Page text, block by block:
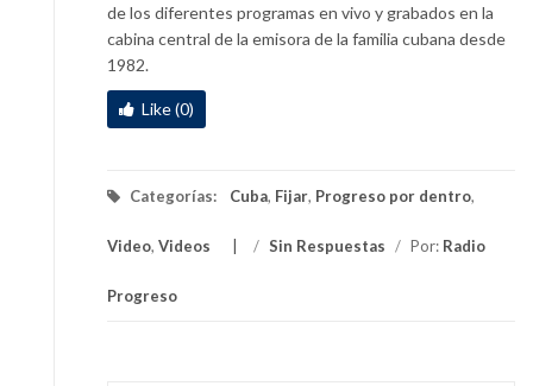
de los diferentes programas en vivo y grabados en la
cabina central de la emisora de la familia cubana desde
1982.
Like (0)
Categorías: Cuba, Fijar, Progreso por dentro,
Video, Videos / Sin Respuestas / Por: Radio
Progreso